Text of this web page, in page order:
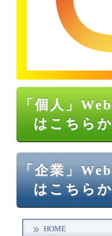
「個人」
はこちら
「企業」
はこちら
HOME